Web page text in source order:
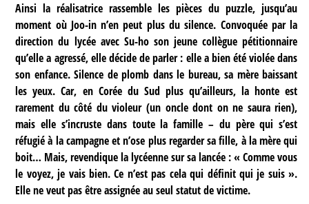
Ainsi la réalisatrice rassemble les pièces du puzzle, jusqu’au
moment où Joo-in n’en peut plus du silence. Convoquée par la
direction du lycée avec Su-ho son jeune collègue pétitionnaire
qu’elle a agressé, elle décide de parler : elle a bien été violée dans
son enfance. Silence de plomb dans le bureau, sa mère baissant
les yeux. Car, en Corée du Sud plus qu’ailleurs, la honte est
rarement du côté du violeur (un oncle dont on ne saura rien),
mais elle s’incruste dans toute la famille – du père qui s’est
réfugié à la campagne et n’ose plus regarder sa fille, à la mère qui
boit… Mais, revendique la lycéenne sur sa lancée : « Comme vous
le voyez, je vais bien. Ce n’est pas cela qui définit qui je suis ».
Elle ne veut pas être assignée au seul statut de victime.